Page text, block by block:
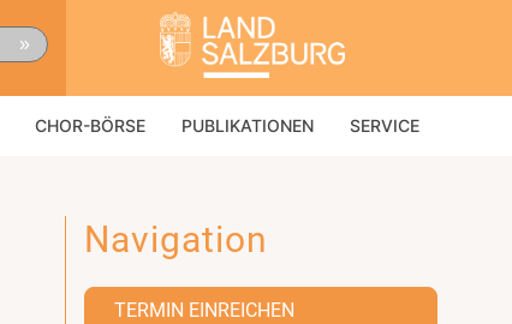
»
CHOR-BÖRSE PUBLIKATIONEN SERVICE
Navigation
TERMIN EINREICHEN